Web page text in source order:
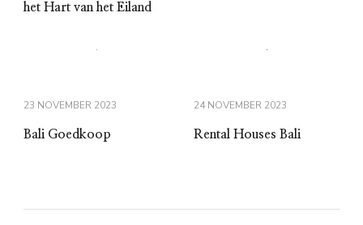
het Hart van het Eiland
23 NOVEMBER 2023
Bali Goedkoop
24 NOVEMBER 2023
Rental Houses Bali